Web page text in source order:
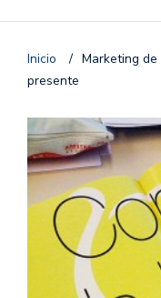
Inicio / Marketing
presente